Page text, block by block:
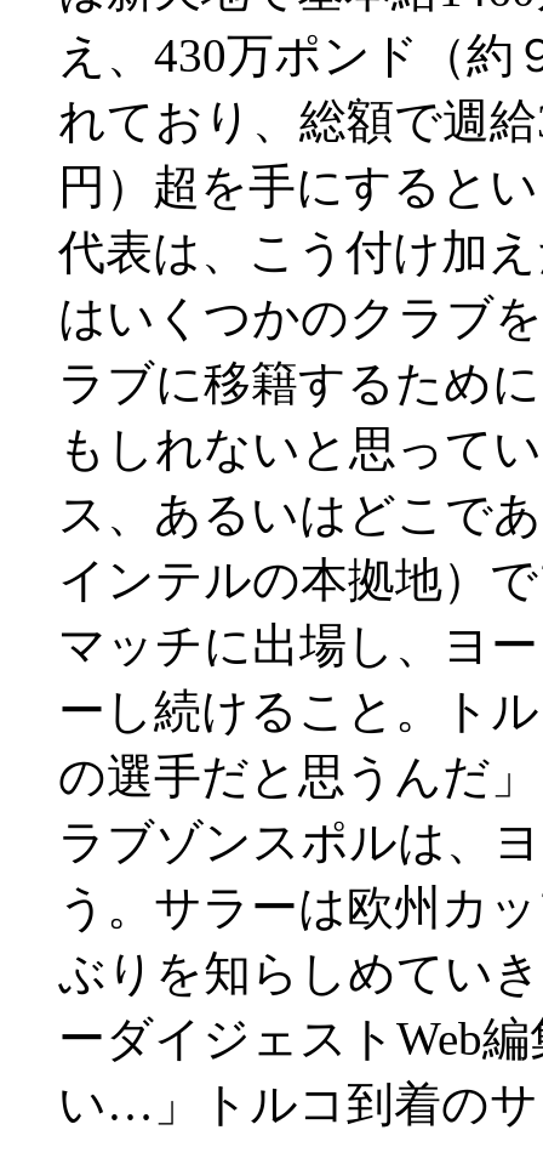
え、430万ポンド（
れており、総額で週
円）超を手にすると
代表は、こう付け加
はいくつかのクラブ
ラブに移籍するため
もしれないと思って
ス、あるいはどこで
インテルの本拠地）
マッチに出場し、ヨ
ーし続けること。ト
の選手だと思うんだ
ラブゾンスポルは、
う。サラーは欧州カ
ぶりを知らしめてい
ーダイジェストWeb
い…」トルコ到着のサ